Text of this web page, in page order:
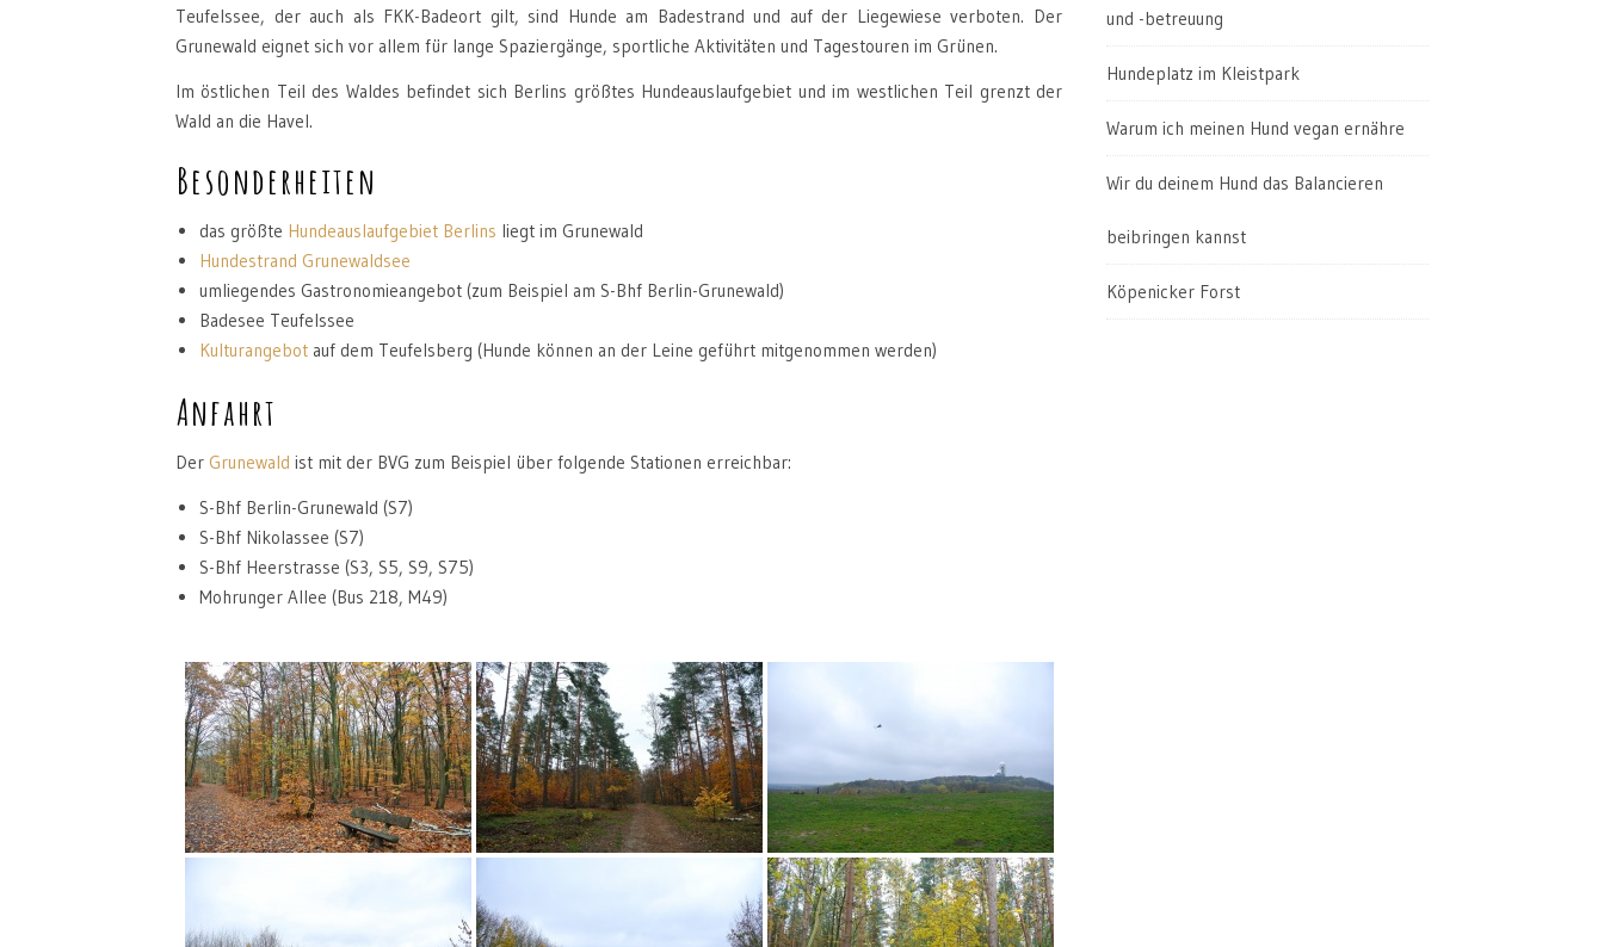
Teufelssee, der auch als FKK-Badeort gilt, sind Hunde am Badestrand und auf der Liegewiese verboten. Der
Grunewald eignet sich vor allem für lange Spaziergänge, sportliche Aktivitäten und Tagestouren im Grünen.
Im östlichen Teil des Waldes befindet sich Berlins größtes Hundeauslaufgebiet und im westlichen Teil grenzt der
Wald an die Havel.
Besonderheiten
das größte Hundeauslaufgebiet Berlins liegt im Grunewald
Hundestrand Grunewaldsee
umliegendes Gastronomieangebot (zum Beispiel am S-Bhf Berlin-Grunewald)
Badesee Teufelssee
Kulturangebot auf dem Teufelsberg (Hunde können an der Leine geführt mitgenommen werden)
Anfahrt
Der Grunewald ist mit der BVG zum Beispiel über folgende Stationen erreichbar:
S-Bhf Berlin-Grunewald (S7)
S-Bhf Nikolassee (S7)
S-Bhf Heerstrasse (S3, S5, S9, S75)
Mohrunger Allee (Bus 218, M49)
und -betreuung
Hundeplatz im Kleistpark
Warum ich meinen Hund vegan ernähre
Wir du deinem Hund das Balancieren
beibringen kannst
Köpenicker Forst